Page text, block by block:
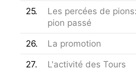
25
Les percées de
pion passé
26 La promotion
27 L'activité des Tours